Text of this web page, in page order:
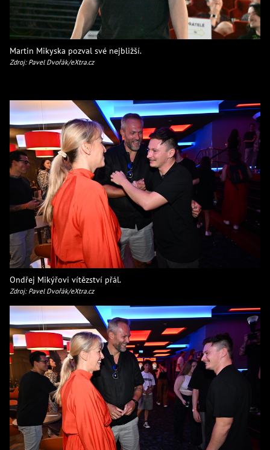
Martin Mikyska pozval své nejbližší.
Zdroj: Pavel Dvořák/eXtra.cz
Ondřej Mikýřovi vítězství přál.
Zdroj: Pavel Dvořák/eXtra.cz